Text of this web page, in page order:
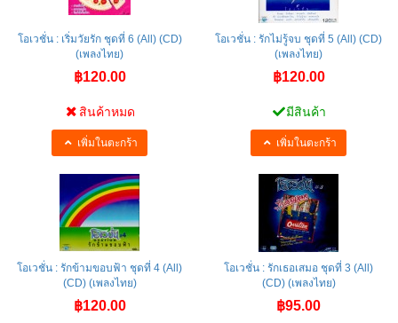
โอเวชั่น : เริ่มวัยรัก ชุดที่ 6 (All) (CD)
(เพลงไทย)
฿120.00
สินค้าหมด
เพิ่มในตะกร้า
โอเวชั่น : รักไม่รู้จบ ชุดที่ 5 (All) (CD)
(เพลงไทย)
฿120.00
มีสินค้า
เพิ่มในตะกร้า
โอเวชั่น : รักข้ามขอบฟ้า ชุดที่ 4 (All)
(CD) (เพลงไทย)
฿120.00
โอเวชั่น : รักเธอเสมอ ชุดที่ 3 (All)
(CD) (เพลงไทย)
฿95.00